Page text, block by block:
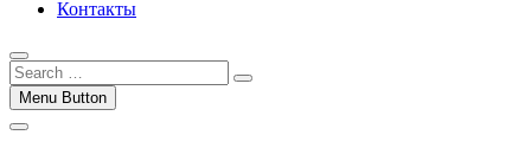
Контакты
Menu Button